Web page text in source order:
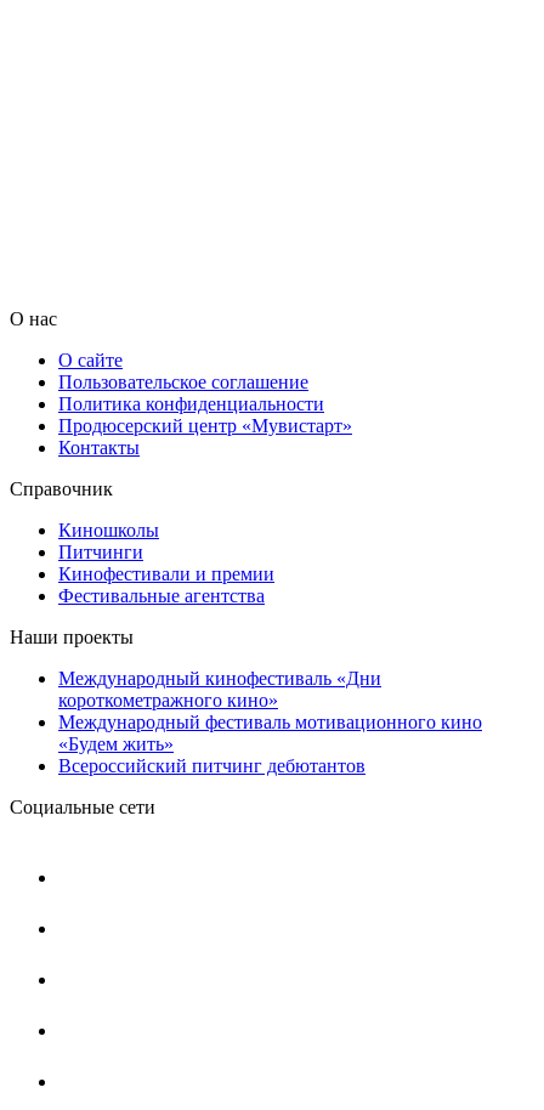
О нас
О сайте
Пользовательское соглашение
Политика конфиденциальности
Продюсерский центр «Мувистарт»
Контакты
Справочник
Киношколы
Питчинги
Кинофестивали и премии
Фестивальные агентства
Наши проекты
Международный кинофестиваль «Дни
короткометражного кино»
Международный фестиваль мотивационного кино
«Будем жить»
Всероссийский питчинг дебютантов
Социальные сети